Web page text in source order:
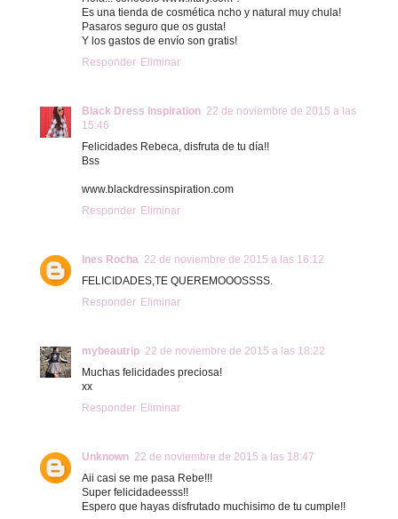
Es una tienda de cosmética ncho y natural muy chula!
Pasaros seguro que os gusta!
Y los gastos de envío son gratis!
Responder Eliminar
Black Dress Inspiration 22 de noviembre de 2015 a las
15:46
Felicidades Rebeca, disfruta de tu día!!
Bss
www.blackdressinspiration.com
Responder Eliminar
Ines Rocha 22 de noviembre de 2015 a las 16:12
FELICIDADES,TE QUEREMOOOSSSS.
Responder Eliminar
mybeautrip 22 de noviembre de 2015 a las 18:22
Muchas felicidades preciosa!
xx
Responder Eliminar
Unknown 22 de noviembre de 2015 a las 18:47
Aii casi se me pasa Rebe!!!
Super felicidadeesss!!
Espero que hayas disfrutado muchisimo de tu cumple!!